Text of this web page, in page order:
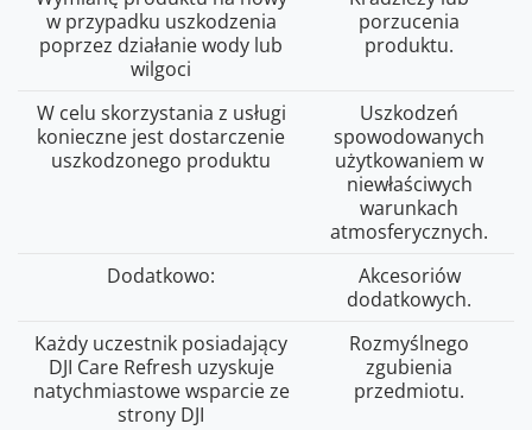
w przypadku uszkodzenia
poprzez działanie wody lub
wilgoci
porzucenia
produktu.
W celu skorzystania z usługi
konieczne jest dostarczenie
uszkodzonego produktu
Uszkodzeń
spowodowanych
użytkowaniem w
niewłaściwych
warunkach
atmosferycznych.
Dodatkowo:
Akcesoriów
dodatkowych.
Każdy uczestnik posiadający
DJI Care Refresh uzyskuje
natychmiastowe wsparcie ze
strony DJI
Rozmyślnego
zgubienia
przedmiotu.